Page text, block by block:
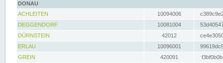
DONAU
ACHLEITEN
10094006
DEGGENDORF
10081004
DÜRNSTEIN
42012
ERLAU
10096001
GREIN
420091